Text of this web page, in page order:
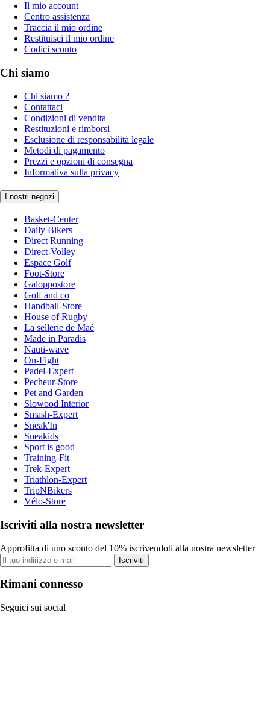
Il mio account
Centro assistenza
Traccia il mio ordine
Restituisci il mio ordine
Codici sconto
Chi siamo
Chi siamo ?
Contattaci
Condizioni di vendita
Restituzioni e rimborsi
Esclusione di responsabilità legale
Metodi di pagamento
Prezzi e opzioni di consegna
Informativa sulla privacy
I nostri negozi
Basket-Center
Daily Bikers
Direct Running
Direct-Volley
Espace Golf
Foot-Store
Galoppostore
Golf and co
Handball-Store
House of Rugby
La sellerie de Maé
Made in Paradis
Nauti-wave
On-Fight
Padel-Expert
Pecheur-Store
Pet and Garden
Slowood Interior
Smash-Expert
Sneak'In
Sneakids
Sport is good
Training-Fit
Trek-Expert
Triathlon-Expert
TripNBikers
Vélo-Store
Iscriviti alla nostra newsletter
Approfitta di uno sconto del 10% iscrivendoti alla nostra newsletter
Iscriviti
Rimani connesso
Seguici sui social